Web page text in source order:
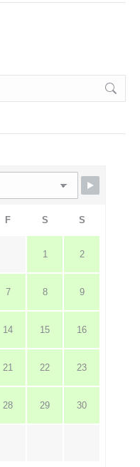
F S S
1 2
7 8 9
14 15 16
21 22 23
28 29 30